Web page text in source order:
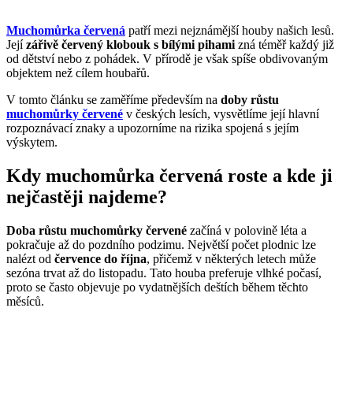
Muchomůrka červená patří mezi nejznámější houby našich lesů.
Jejízářivě červený klobouk s bílými pihami zná téměř každý již
od dětství nebo z pohádek. V přírodě je však spíše obdivovaným
objektem než cílem houbařů.
V tomto článku se zaměříme především na doby růstu
muchomůrky červené v českých lesích, vysvětlíme její hlavní
rozpoznávací znaky a upozorníme na rizika spojená s jejím
výskytem.
Kdy muchomůrka červená roste a kde ji
nejčastěji najdeme?
Doba růstu muchomůrky červené začíná v polovině léta a
pokračuje až do pozdního podzimu. Největší počet plodnic lze
nalézt od července do října, přičemž v některých letech může
sezóna trvat až do listopadu. Tato houba preferuje vlhké počasí,
proto se často objevuje po vydatnějších deštích během těchto
měsíců.